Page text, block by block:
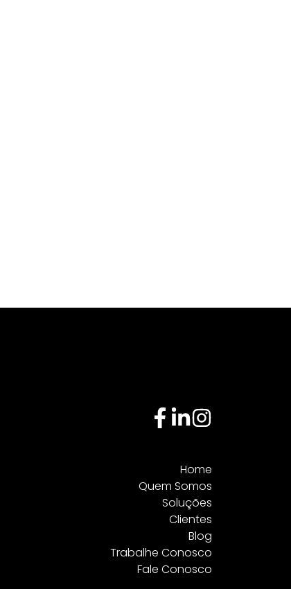
Home
Quem Somos
Soluções
Clientes
Blog
Trabalhe Conosco
Fale Conosco